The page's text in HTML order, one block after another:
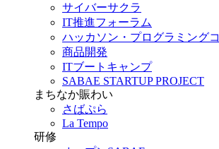
サイバーサクラ
IT推進フォーラム
ハッカソン・プログラミング
商品開発
ITブートキャンプ
SABAE STARTUP PROJECT
まちなか賑わい
さばぷら
La Tempo
研修